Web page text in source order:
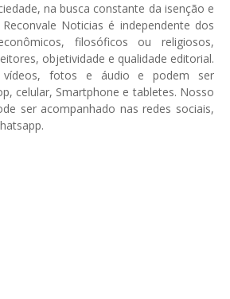
na busca constante da isenção e
Noticias é independente dos
filosóficos ou religiosos,
objetividade e qualidade editorial.
vídeos, fotos e áudio e podem ser
celular, Smartphone e tabletes. Nosso
ser acompanhado nas redes sociais,